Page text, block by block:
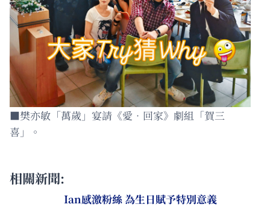
■樊亦敏「萬歲」宴請《愛．回家》劇組「賀三
喜」。
相關新聞:
Ian感激粉絲 為生日賦予特別意義